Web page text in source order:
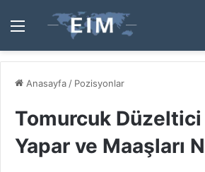
Menü
Anasayfa / Pozisyonlar
Tomurcuk Düzeltici
Yapar ve Maaşları